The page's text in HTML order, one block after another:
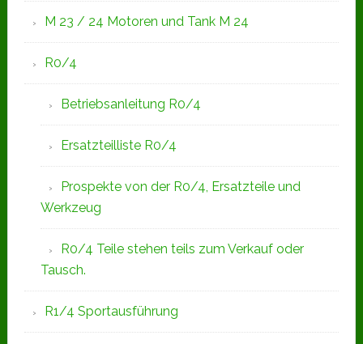
M 23 / 24 Motoren und Tank M 24
R0/4
Betriebsanleitung R0/4
Ersatzteilliste R0/4
Prospekte von der R0/4, Ersatzteile und
Werkzeug
R0/4 Teile stehen teils zum Verkauf oder
Tausch.
R1/4 Sportausführung